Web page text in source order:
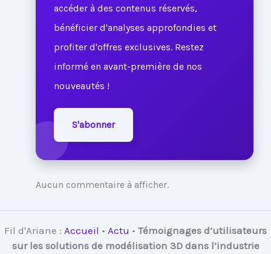
accéder à des contenus réservés,
bénéficier d'analyses approfondies et
profiter d'offres exclusives. Restez
informé en avant-première de nos
nouveautés !
S'abonner
Aucun commentaire à afficher.
Fil d'Ariane : Accueil • Actu • Témoignages d’utilisateurs
sur les solutions de modélisation 3D dans l’industrie